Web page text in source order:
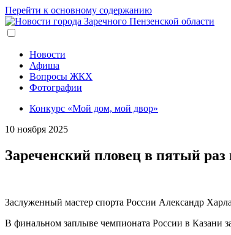
Перейти к основному содержанию
Новости
Афиша
Вопросы ЖКХ
Фотографии
Конкурс «Мой дом, мой двор»
10 ноября 2025
Зареченский пловец в пятый
Заслуженный мастер спорта России Александр
В финальном заплыве чемпионата России в Казани